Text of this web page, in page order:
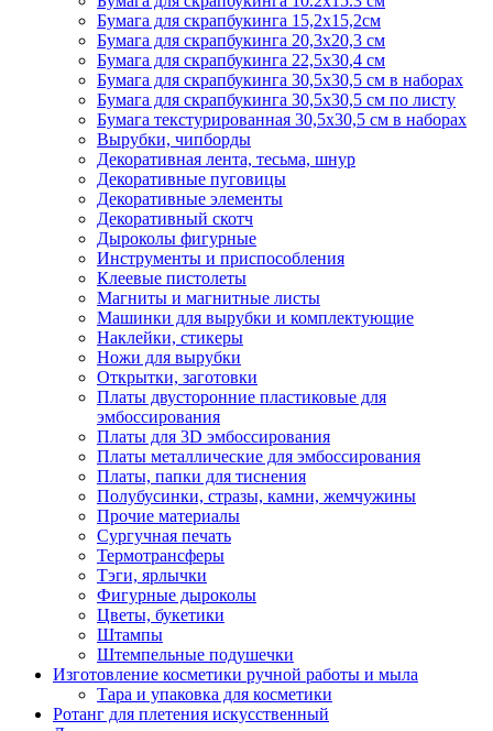
Бумага для скрапбукинга 15,2х15,2см
Бумага для скрапбукинга 20,3х20,3 см
Бумага для скрапбукинга 22,5х30,4 см
Бумага для скрапбукинга 30,5х30,5 см в наборах
Бумага для скрапбукинга 30,5х30,5 см по листу
Бумага текстурированная 30,5х30,5 см в наборах
Вырубки, чипборды
Декоративная лента, тесьма, шнур
Декоративные пуговицы
Декоративные элементы
Декоративный скотч
Дыроколы фигурные
Инструменты и приспособления
Клеевые пистолеты
Магниты и магнитные листы
Машинки для вырубки и комплектующие
Наклейки, стикеры
Ножи для вырубки
Открытки, заготовки
Платы двусторонние пластиковые для
эмбоссирования
Платы для 3D эмбоссирования
Платы металлические для эмбоссирования
Платы, папки для тиснения
Полубусинки, стразы, камни, жемчужины
Прочие материалы
Сургучная печать
Термотрансферы
Тэги, ярлычки
Фигурные дыроколы
Цветы, букетики
Штампы
Штемпельные подушечки
Изготовление косметики ручной работы и мыла
Тара и упаковка для косметики
Ротанг для плетения искусственный